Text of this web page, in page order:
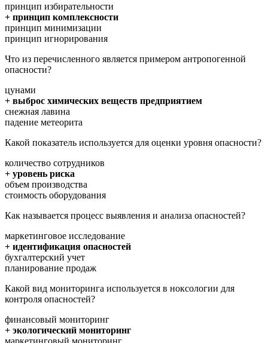
принцип избирательности
+ принцип комплексности
принцип минимизации
принцип игнорирования
Что из перечисленного является примером антропогенной
опасности?
цунами
+ выброс химических веществ предприятием
снежная лавина
падение метеорита
Какой показатель используется для оценки уровня опасности?
количество сотрудников
+ уровень риска
объем производства
стоимость оборудования
Как называется процесс выявления и анализа опасностей?
маркетинговое исследование
+ идентификация опасностей
бухгалтерский учет
планирование продаж
Какой вид мониторинга используется в ноксологии для
контроля опасностей?
финансовый мониторинг
+ экологический мониторинг
маркетинговый мониторинг